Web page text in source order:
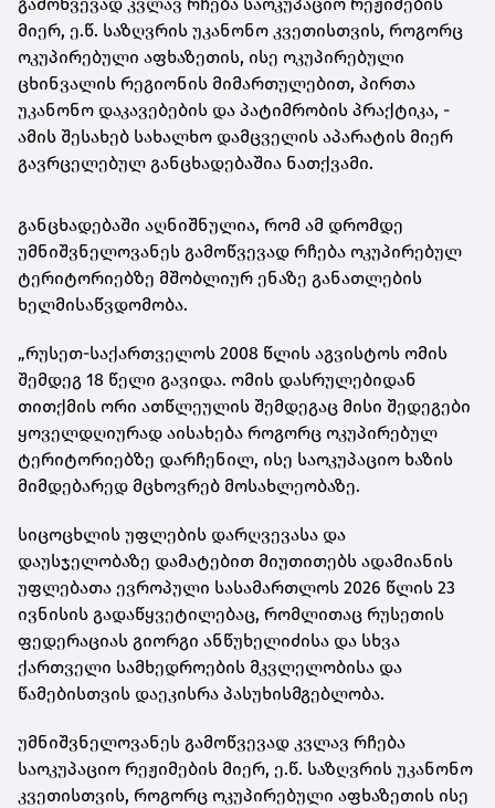
გამოწვევად კვლავ რჩება საოკუპაციო რეჟიმების
მიერ, ე.წ. საზღვრის უკანონო კვეთისთვის, როგორც
ოკუპირებული აფხაზეთის, ისე ოკუპირებული
ცხინვალის რეგიონის მიმართულებით, პირთა
უკანონო დაკავებების და პატიმრობის პრაქტიკა, -
ამის შესახებ სახალხო დამცველის აპარატის მიერ
გავრცელებულ განცხადებაშია ნათქვამი.
განცხადებაში აღნიშნულია, რომ ამ დრომდე
უმნიშვნელოვანეს გამოწვევად რჩება ოკუპირებულ
ტერიტორიებზე მშობლიურ ენაზე განათლების
ხელმისაწვდომობა.
„რუსეთ-საქართველოს 2008 წლის აგვისტოს ომის
შემდეგ 18 წელი გავიდა. ომის დასრულებიდან
თითქმის ორი ათწლეულის შემდეგაც მისი შედეგები
ყოველდღიურად აისახება როგორც ოკუპირებულ
ტერიტორიებზე დარჩენილ, ისე საოკუპაციო ხაზის
მიმდებარედ მცხოვრებ მოსახლეობაზე.
სიცოცხლის უფლების დარღვევასა და
დაუსჯელობაზე დამატებით მიუთითებს ადამიანის
უფლებათა ევროპული სასამართლოს 2026 წლის 23
ივნისის გადაწყვეტილებაც, რომლითაც რუსეთის
ფედერაციას გიორგი ანწუხელიძისა და სხვა
ქართველი სამხედროების მკვლელობისა და
წამებისთვის დაეკისრა პასუხისმგებლობა.
უმნიშვნელოვანეს გამოწვევად კვლავ რჩება
საოკუპაციო რეჟიმების მიერ, ე.წ. საზღვრის უკანონო
კვეთისთვის, როგორც ოკუპირებული აფხაზეთის ისე